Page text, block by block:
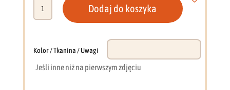
G
dunin
Dodaj do koszyka
Kolor / Tkanina / Uwagi
Jeśli inne niż na pierwszym zdjęciu